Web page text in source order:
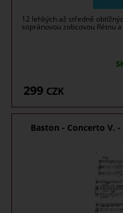
12 lehkých až středně
sopránovou zobcovou flétnu a
299 CZK
Baston - Concerto V.